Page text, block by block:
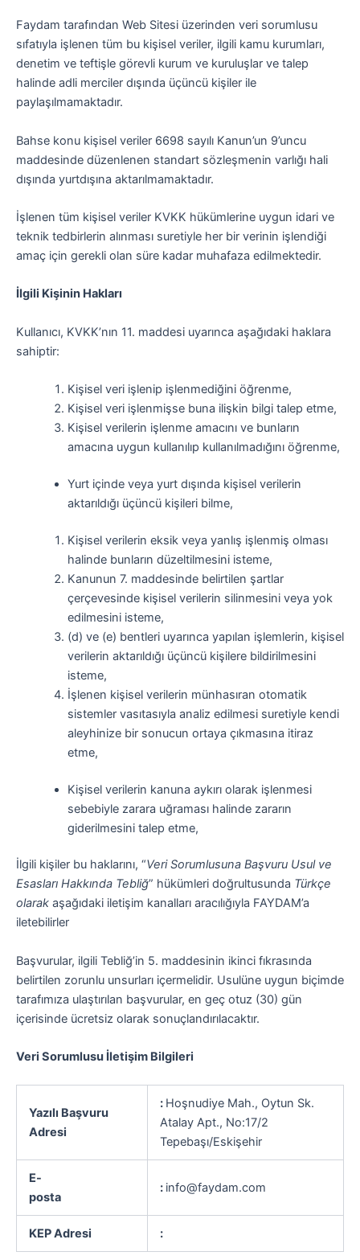
Faydam tarafından Web Sitesi üzerinden veri sorumlusu
sıfatıyla işlenen tüm bu kişisel veriler, ilgili kamu kurumları,
denetim ve teftişle görevli kurum ve kuruluşlar ve talep
halinde adli merciler dışında üçüncü kişiler ile
paylaşılmamaktadır.
Bahse konu kişisel veriler 6698 sayılı Kanun’un 9’uncu
maddesinde düzenlenen standart sözleşmenin varlığı hali
dışında yurtdışına aktarılmamaktadır.
İşlenen tüm kişisel veriler KVKK hükümlerine uygun idari ve
teknik tedbirlerin alınması suretiyle her bir verinin işlendiği
amaç için gerekli olan süre kadar muhafaza edilmektedir.
İlgili Kişinin Hakları
Kullanıcı, KVKK’nın 11. maddesi uyarınca aşağıdaki haklara
sahiptir:
Kişisel veri işlenip işlenmediğini öğrenme,
Kişisel veri işlenmişse buna ilişkin bilgi talep etme,
Kişisel verilerin işlenme amacını ve bunların
amacına uygun kullanılıp kullanılmadığını öğrenme,
Yurt içinde veya yurt dışında kişisel verilerin
aktarıldığı üçüncü kişileri bilme,
Kişisel verilerin eksik veya yanlış işlenmiş olması
halinde bunların düzeltilmesini isteme,
Kanunun 7. maddesinde belirtilen şartlar
çerçevesinde kişisel verilerin silinmesini veya yok
edilmesini isteme,
(d) ve (e) bentleri uyarınca yapılan işlemlerin, kişisel
verilerin aktarıldığı üçüncü kişilere bildirilmesini
isteme,
İşlenen kişisel verilerin münhasıran otomatik
sistemler vasıtasıyla analiz edilmesi suretiyle kendi
aleyhinize bir sonucun ortaya çıkmasına itiraz
etme,
Kişisel verilerin kanuna aykırı olarak işlenmesi
sebebiyle zarara uğraması halinde zararın
giderilmesini talep etme,
İlgili kişiler bu haklarını, “Veri Sorumlusuna Başvuru Usul ve
Esasları Hakkında Tebliğ” hükümleri doğrultusunda Türkçe
olarak aşağıdaki iletişim kanalları aracılığıyla FAYDAM’a
iletebilirler
Başvurular, ilgili Tebliğ’in 5. maddesinin ikinci fıkrasında
belirtilen zorunlu unsurları içermelidir. Usulüne uygun biçimde
tarafımıza ulaştırılan başvurular, en geç otuz (30) gün
içerisinde ücretsiz olarak sonuçlandırılacaktır.
Veri Sorumlusu İletişim Bilgileri
Yazılı Başvuru
Adresi
: Hoşnudiye Mah., Oytun Sk.
Atalay Apt., No:17/2
Tepebaşı/Eskişehir
E-
posta
: info@faydam.com
KEP Adresi :